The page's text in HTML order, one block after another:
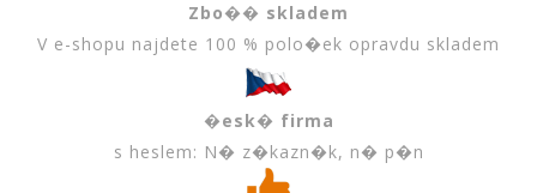
Zbo�� skladem
V e-shopu najdete 100 % polo�ek opravdu skladem
�esk� firma
s heslem: N� z�kazn�k, n� p�n